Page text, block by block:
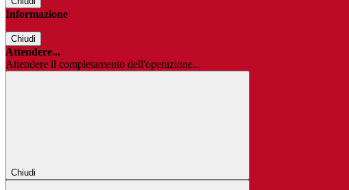
Informazione
Chiudi
Attendere...
Attendere il completamento dell'operazione...
Chiudi